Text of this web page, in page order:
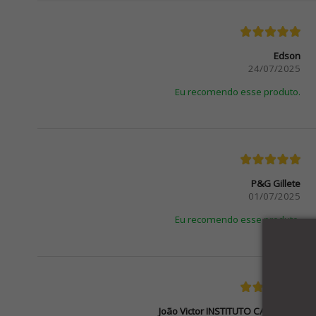
Edson
24/07/2025
Eu recomendo esse produto.
P&G Gillete
01/07/2025
Eu recomendo esse produto.
João Victor INSTITUTO CAL-COMP